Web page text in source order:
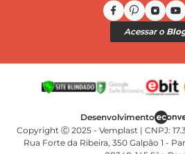
Acessar o
Copyright Ⓒ 2025 - Vemplast | CNPJ:
Rua Forte da Ribeira, 350 Galpão 1 -